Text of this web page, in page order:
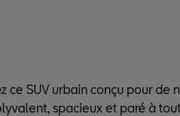
ce SUV urbain conçu pour de
spacieux et paré à